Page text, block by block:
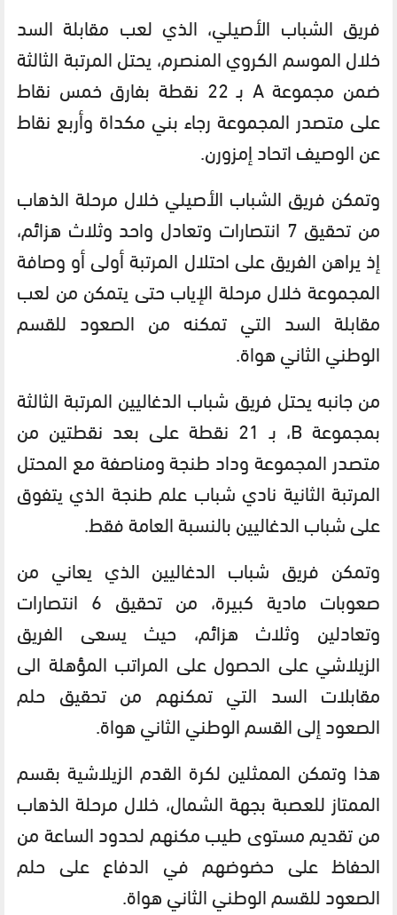
فريق الشباب الأصيلي، الذي لعب مقابلة السد
خلال الموسم الكروي المنصرم، يحتل المرتبة الثالثة
ضمن مجموعة A بـ 22 نقطة بفارق خمس نقاط
على متصدر المجموعة رجاء بني مكداة وأربع نقاط
عن الوصيف اتحاد إمزورن.
وتمكن فريق الشباب الأصيلي خلال مرحلة الذهاب
من تحقيق 7 انتصارات وتعادل واحد وثلاث هزائم،
إذ يراهن الفريق على احتلال المرتبة أولى أو وصافة
المجموعة خلال مرحلة الإياب حتى يتمكن من لعب
مقابلة السد التي تمكنه من الصعود للقسم
الوطني الثاني هواة.
من جانبه يحتل فريق شباب الدغاليين المرتبة الثالثة
بمجموعة B، بـ 21 نقطة على بعد نقطتين من
متصدر المجموعة وداد طنجة ومناصفة مع المحتل
المرتبة الثانية نادي شباب علم طنجة الذي يتفوق
على شباب الدغاليين بالنسبة العامة فقط.
وتمكن فريق شباب الدغاليين الذي يعاني من
صعوبات مادية كبيرة، من تحقيق 6 انتصارات
وتعادلين وثلاث هزائم، حيث يسعى الفريق
الزيلاشي على الحصول على المراتب المؤهلة الى
مقابلات السد التي تمكنهم من تحقيق حلم
الصعود إلى القسم الوطني الثاني هواة.
هذا وتمكن الممثلين لكرة القدم الزيلاشية بقسم
الممتاز للعصبة بجهة الشمال، خلال مرحلة الذهاب
من تقديم مستوى طيب مكنهم لحدود الساعة من
الحفاظ على حضوضهم في الدفاع على حلم
الصعود للقسم الوطني الثاني هواة.